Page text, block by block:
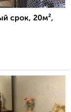
срок, 20м²,